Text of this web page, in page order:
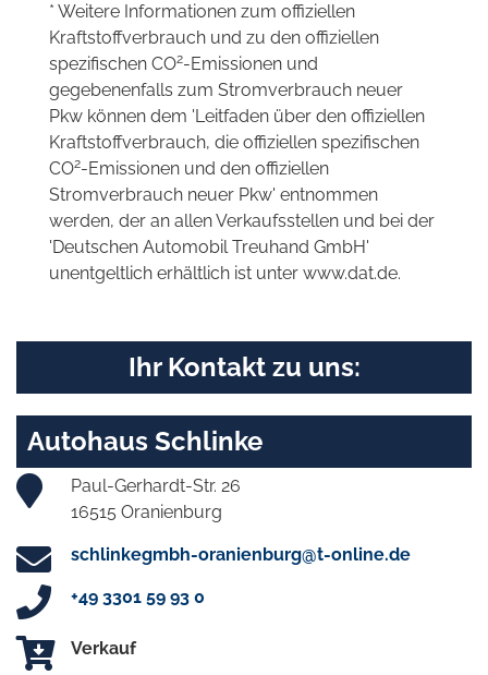
* Weitere Informationen zum offiziellen
Kraftstoffverbrauch und zu den offiziellen
spezifischen CO2-Emissionen und
gegebenenfalls zum Stromverbrauch neuer
Pkw können dem 'Leitfaden über den offiziellen
Kraftstoffverbrauch, die offiziellen spezifischen
CO2-Emissionen und den offiziellen
Stromverbrauch neuer Pkw' entnommen
werden, der an allen Verkaufsstellen und bei der
'Deutschen Automobil Treuhand GmbH'
unentgeltlich erhältlich ist unter www.dat.de.
Ihr Kontakt zu uns:
Autohaus Schlinke
Paul-Gerhardt-Str. 26
16515 Oranienburg
schlinkegmbh-oranienburg@t-online.de
+49 3301 59 93 0
Verkauf